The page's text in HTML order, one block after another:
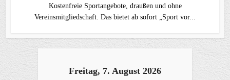
Kostenfreie Sportangebote, draußen und ohne
Vereinsmitgliedschaft. Das bietet ab sofort „Sport vor...
Freitag, 7. August 2026